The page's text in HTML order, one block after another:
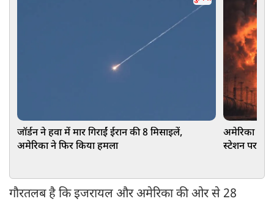
जॉर्डन ने हवा में मार गिराईं ईरान की 8 मिसाइलें,
अमेरिका ने फिर किया हमला
अमेरिका का
स्टेशन पर
गौरतलब है कि इजरायल और अमेरिका की ओर से 28